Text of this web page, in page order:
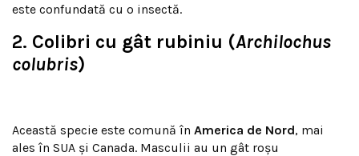
este confundată cu o insectă.
2. Colibri cu gât rubiniu (Archilochus
colubris)
Această specie este comună în America de Nord, mai
ales în SUA și Canada. Masculii au un gât roșu